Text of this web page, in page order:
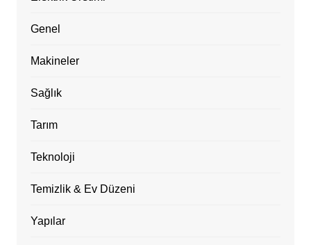
Genel
Makineler
Sağlık
Tarım
Teknoloji
Temizlik & Ev Düzeni
Yapılar